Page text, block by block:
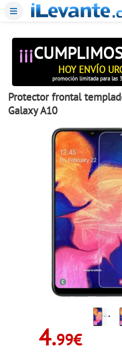
Menu
¡¡¡
HOY ENVÍO
promoción limitada para las
Protector frontal
Galaxy A10
4.99€